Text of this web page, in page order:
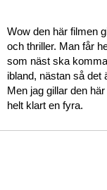
Wow den här filmen
och thriller. Man får
som näst ska
ibland, nästan så det
Men jag gillar den
helt klart en fyra.